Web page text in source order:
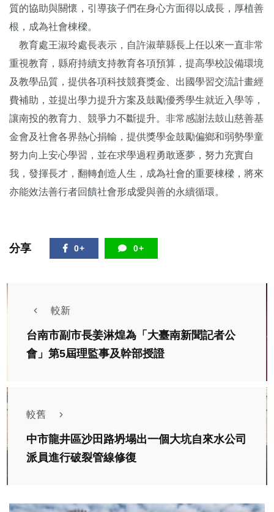
質的協助與關懷，引導孩子們在身心方面得以成長，厚植善
根，成為社會棟樑。
教育處王淑玲處長表示，自許淑華縣長上任以來一直非常
重視教育，縣府持續支持教育各項預算，提高學校設備環境
及教學品質，提供各項科技競賽獎金、出國學習交流計畫經
費補助，並提出學力提升方案及鼓勵優秀學生就近入學等，
讓南投的教育力、競爭力不斷提升。非常感謝法鼓山慈善基
金會及社會各界熱心捐輸，提供獎學金鼓勵偏鄉和弱勢學童
努力向上安心學習，並在求學過程勇敢逐夢，努力充實自
我，發揮長才，翻轉創造人生，成為社會的重要棟樑，將來
亦能效法善行者回饋社會形成愛與善的永續循環。
分享 0+ 0+
較新
台南市副市長姜淋煌為「大臺南新聞記者公
會」第5屆理監事及幹部授證
較舊
中市龍井區沙田路坍塌出一個大坑自來水公司
派員進行破裂管線修復